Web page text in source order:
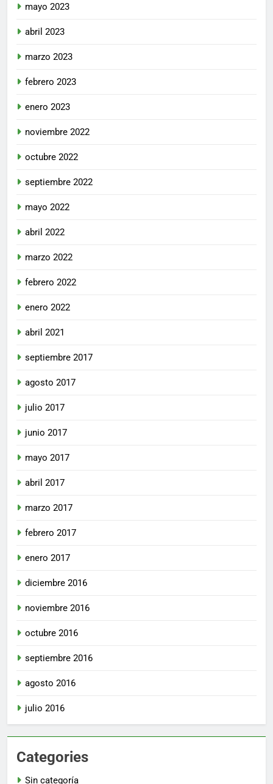
mayo 2023
abril 2023
marzo 2023
febrero 2023
enero 2023
noviembre 2022
octubre 2022
septiembre 2022
mayo 2022
abril 2022
marzo 2022
febrero 2022
enero 2022
abril 2021
septiembre 2017
agosto 2017
julio 2017
junio 2017
mayo 2017
abril 2017
marzo 2017
febrero 2017
enero 2017
diciembre 2016
noviembre 2016
octubre 2016
septiembre 2016
agosto 2016
julio 2016
Categories
Sin categoría